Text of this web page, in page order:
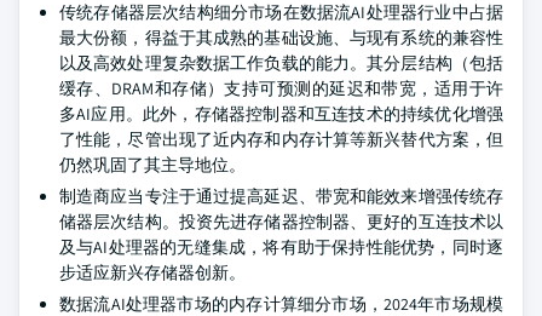
传统存储器层次结构细分市场在数据流AI处理器行业中占据
最大份额，得益于其成熟的基础设施、与现有系统的兼容性
以及高效处理复杂数据工作负载的能力。其分层结构（包括
缓存、DRAM和存储）支持可预测的延迟和带宽，适用于许
多AI应用。此外，存储器控制器和互连技术的持续优化增强
了性能，尽管出现了近内存和内存计算等新兴替代方案，但
仍然巩固了其主导地位。
制造商应当专注于通过提高延迟、带宽和能效来增强传统存
储器层次结构。投资先进存储器控制器、更好的互连技术以
及与AI处理器的无缝集成，将有助于保持性能优势，同时逐
步适应新兴存储器创新。
数据流AI处理器市场的内存计算细分市场，2024年市场规模